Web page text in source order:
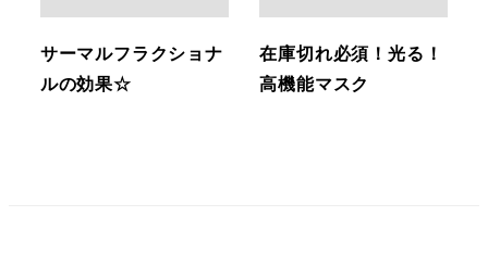
サーマルフラクショナ
ルの効果☆
在庫切れ必須！光る！
高機能マスク